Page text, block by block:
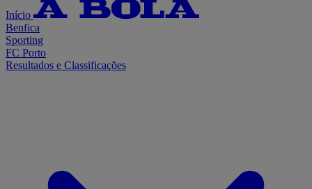
Início
Benfica
Sporting
FC Porto
Resultados e Classificações